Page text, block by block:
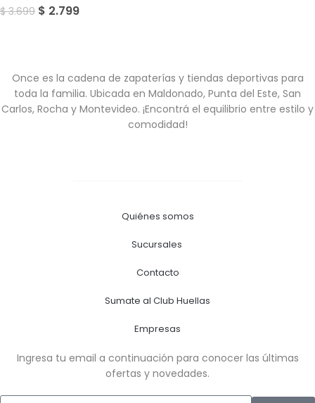
$3.699 $ 2.799
Once es la cadena de zapaterías y tiendas deportivas para
toda la familia. Ubicada en Maldonado, Punta del Este, San
Carlos, Rocha y Montevideo. ¡Encontrá el equilibrio entre estilo y
comodidad!
Quiénes somos
Sucursales
Contacto
Sumate al Club Huellas
Empresas
Ingresa tu email a continuación para conocer las últimas
ofertas y novedades.